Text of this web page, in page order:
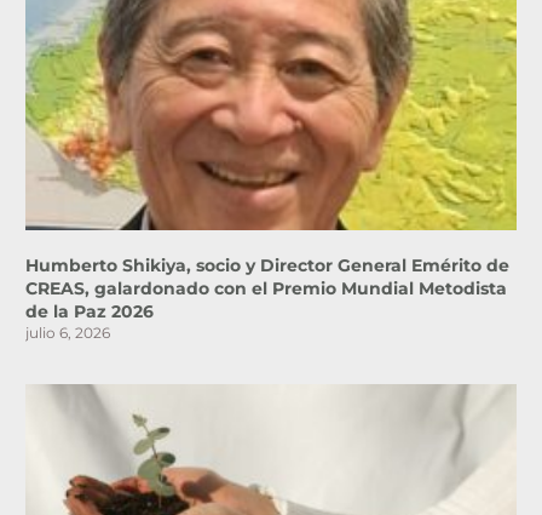
Humberto Shikiya, socio y Director General Emérito de
CREAS, galardonado con el Premio Mundial Metodista
de la Paz 2026
julio 6, 2026